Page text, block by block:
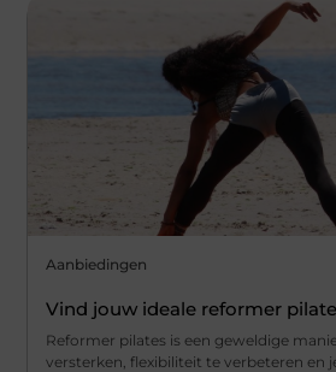
Aanbiedingen
Vind jouw ideale reformer
Reformer pilates is een geweldige
versterken, flexibiliteit te verbeteren en